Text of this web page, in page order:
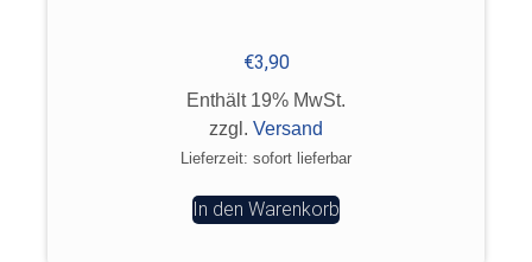
€3,90
Enthält 19% MwSt.
zzgl. Versand
Lieferzeit: sofort lieferbar
In den Warenkorb